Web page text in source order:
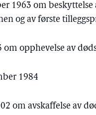
1963 om
og av første
opphevelse av
1984
om avskaffelse av